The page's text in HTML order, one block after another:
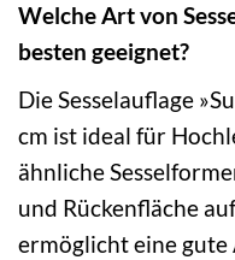
Welche Art von
besten geeignet?
Die Sesselauflage
cm ist ideal für
ähnliche
und Rückenfläche
ermöglicht eine gute